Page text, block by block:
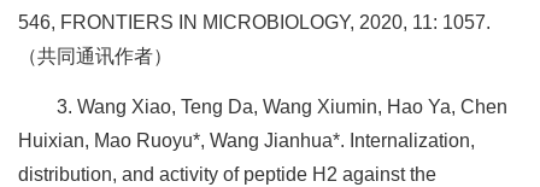
546, FRONTIERS IN MICROBIOLOGY, 2020, 11: 1057.
（共同通讯作者）
3. Wang Xiao, Teng Da, Wang Xiumin, Hao Ya, Chen
Huixian, Mao Ruoyu*, Wang Jianhua*. Internalization,
distribution, and activity of peptide H2 against the